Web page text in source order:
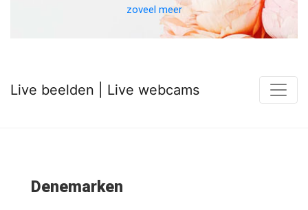
zoveel meer
Live beelden | Live webcams
Denemarken